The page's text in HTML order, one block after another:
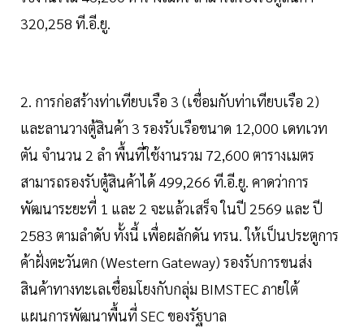
320,258 ที.อี.ยู.
2. การก่อสร้างท่าเทียบเรือ 3 (เชื่อมกับท่าเทียบเรือ 2)
และลานวางตู้สินค้า 3 รองรับเรือขนาด 12,000 เดทเวท
ตัน จำนวน 2 ลำ พื้นที่ใช้งานรวม 72,600 ตารางเมตร
สามารถรองรับตู้สินค้าได้ 499,266 ที.อี.ยู. คาดว่าการ
พัฒนาระยะที่ 1 และ 2 จะแล้วเสร็จ ในปี 2569 และ ปี
2583 ตามลำดับ ทั้งนี้ เพื่อผลักดัน ทรน. ให้เป็นประตูการ
ค้าฝั่งตะวันตก (Western Gateway) รองรับการขนส่ง
สินค้าทางทะเลเชื่อมโยงกับกลุ่ม BIMSTEC ภายใต้
แผนการพัฒนาพื้นที่ SEC ของรัฐบาล